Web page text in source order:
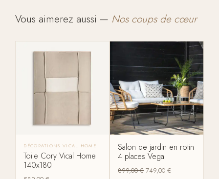
Vous aimerez aussi — Nos coups de cœur
DÉCORATIONS VICAL HOME
Toile Cory Vical Home
140x180
Salon de jardin en rotin
4 places Vega
899,00€ 749,00 €